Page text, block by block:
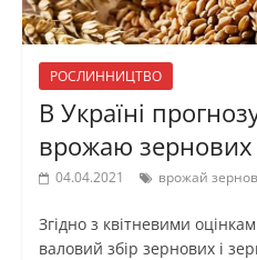
РОСЛИННИЦТВО
В Україні
врожаю зернових
04.04.2021 врожай
Згідно з квітневими
валовий збір зернових і